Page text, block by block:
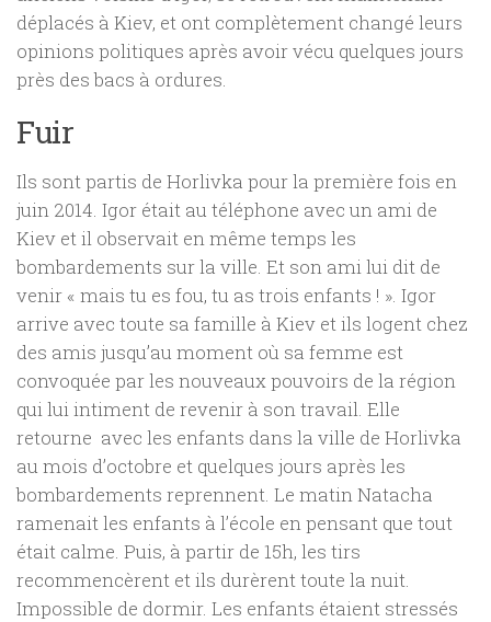
déplacés à Kiev, et ont complètement changé leurs
opinions politiques après avoir vécu quelques jours
près des bacs à ordures.
Fuir
Ils sont partis de Horlivka pour la première fois en
juin 2014. Igor était au téléphone avec un ami de
Kiev et il observait en même temps les
bombardements sur la ville. Et son ami lui dit de
venir « mais tu es fou, tu as trois enfants ! ». Igor
arrive avec toute sa famille à Kiev et ils logent chez
des amis jusqu’au moment où sa femme est
convoquée par les nouveaux pouvoirs de la région
qui lui intiment de revenir à son travail. Elle
retourne avec les enfants dans la ville de Horlivka
au mois d’octobre et quelques jours après les
bombardements reprennent. Le matin Natacha
ramenait les enfants à l’école en pensant que tout
était calme. Puis, à partir de 15h, les tirs
recommencèrent et ils durèrent toute la nuit.
Impossible de dormir. Les enfants étaient stressés